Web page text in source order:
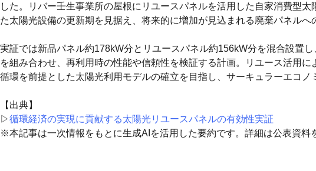
した。リバー壬生事業所の屋根にリユースパネルを活用した自家消費型
た太陽光設備の更新期を見据え、将来的に増加が見込まれる廃棄パネルへ
実証では新品パネル約178kW分とリユースパネル約156kW分を混合設置
を組み合わせ、再利用時の性能や信頼性を検証する計画。リユース活用
循環を前提とした太陽光利用モデルの確立を目指し、サーキュラーエコノ
【出典】
▷循環経済の実現に貢献する太陽光リユースパネルの有効性実証
※本記事は一次情報をもとに生成AIを活用した要約です。詳細は公表資料